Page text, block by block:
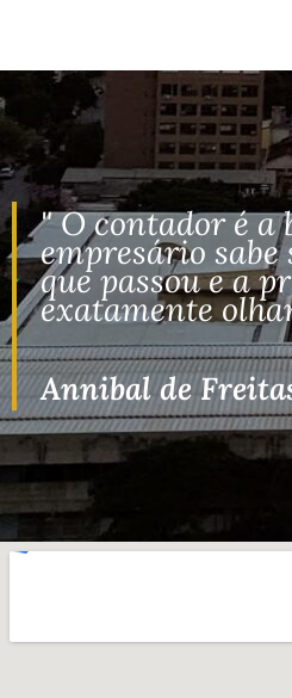
" O contador é a
empresário
que passou e a
exatamente
Annibal de